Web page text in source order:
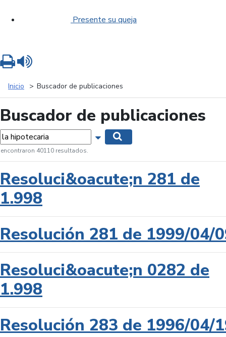
Presente su queja
Inicio Buscador de publicaciones
Buscador de publicaciones
Mostrar opciones de búsqueda
encontraron 40110 resultados.
Resoluci&oacute;n 281 de
1.998
Resolución 281 de 1999/04/
Resoluci&oacute;n 0282 de
1.998
Resolución 283 de 1996/04/
Imprimir